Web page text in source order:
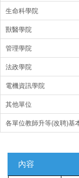
生命科學院
獸醫學院
管理學院
法政學院
電機資訊學院
其他單位
各單位教師升等(改聘)基
內容